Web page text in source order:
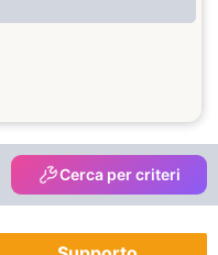
Cerca per criteri